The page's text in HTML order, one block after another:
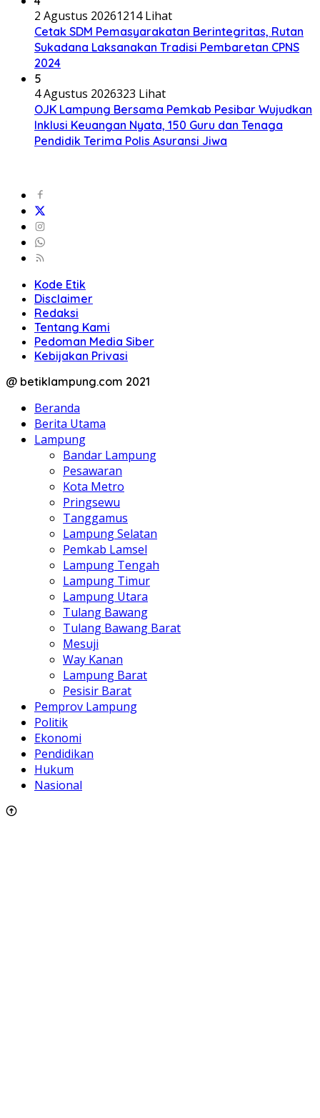
2 Agustus 20261214 Lihat
Cetak SDM Pemasyarakatan Berintegritas, Rutan
Sukadana Laksanakan Tradisi Pembaretan CPNS
2024
5
4 Agustus 2026323 Lihat
OJK Lampung Bersama Pemkab Pesibar Wujudkan
Inklusi Keuangan Nyata, 150 Guru dan Tenaga
Pendidik Terima Polis Asuransi Jiwa
Kode Etik
Disclaimer
Redaksi
Tentang Kami
Pedoman Media Siber
Kebijakan Privasi
@ betiklampung.com 2021
Beranda
Berita Utama
Lampung
Bandar Lampung
Pesawaran
Kota Metro
Pringsewu
Tanggamus
Lampung Selatan
Pemkab Lamsel
Lampung Tengah
Lampung Timur
Lampung Utara
Tulang Bawang
Tulang Bawang Barat
Mesuji
Way Kanan
Lampung Barat
Pesisir Barat
Pemprov Lampung
Politik
Ekonomi
Pendidikan
Hukum
Nasional